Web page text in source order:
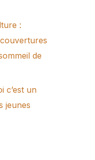
:
de
c’est un
jeunes